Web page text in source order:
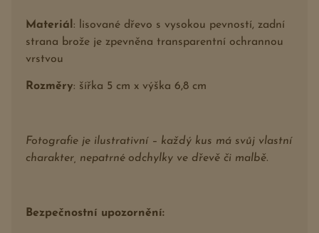
Materiál : lisované dřevo s vysokou pevností, zadní
strana brože je zpevněna transparentní ochrannou
vrstvou
Rozměry: šířka 5 cm x výška 6,8 cm
Fotografie je ilustrativní – každý kus má svůj vlastní
charakter, nepatrné odchylky ve dřevě či malbě.
Bezpečnostní upozornění: